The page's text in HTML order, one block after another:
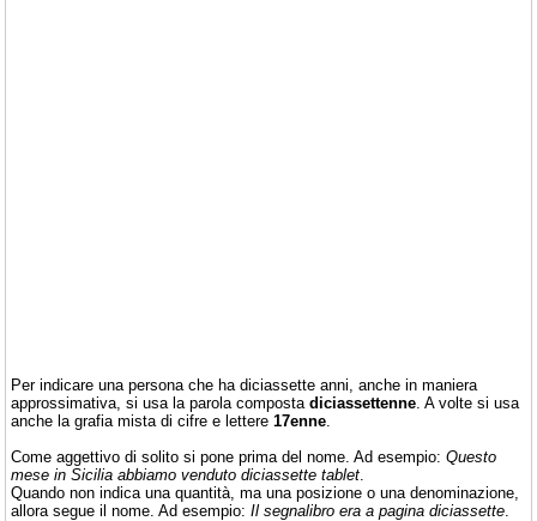
Per indicare una persona che ha diciassette anni, anche in maniera
approssimativa, si usa la parola composta diciassettenne . A volte si usa
anche la grafia mista di cifre e lettere 17enne
Come aggettivo di solito si pone prima del nome. Ad esempio: Questo
mese in Sicilia abbiamo venduto diciassette tablet
Quando non indica una quantità, ma una posizione o una denominazione,
allora segue il nome. Ad esempio: Il segnalibro era a pagina diciassette